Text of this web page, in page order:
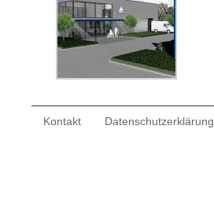
Kontakt Datenschutzerklärung